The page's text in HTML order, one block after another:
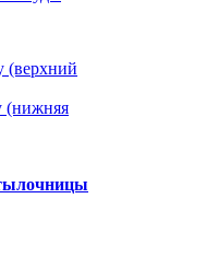
(верхний
(нижняя